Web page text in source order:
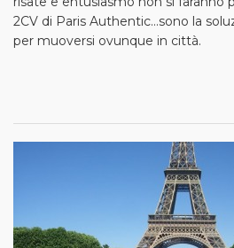
2CV di Paris Authentic...sono la
per muoversi ovunque in città.